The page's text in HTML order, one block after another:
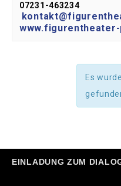
07231-463234
Es
EINLADUNG ZUM